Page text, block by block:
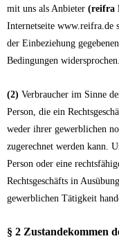
mit uns als Anbieter (reifra
Internetseite www.reifra.de
der Einbeziehung
Bedingungen widersprochen.
(2) Verbraucher im Sinne
Person, die ein
weder ihrer gewerblichen
zugerechnet werden kann.
Person oder eine
Rechtsgeschäfts in
gewerblichen Tätigkeit
§ 2 Zustandekommen